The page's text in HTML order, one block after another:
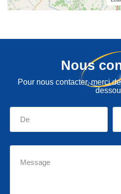
Nous
Pour nous contacter, merci